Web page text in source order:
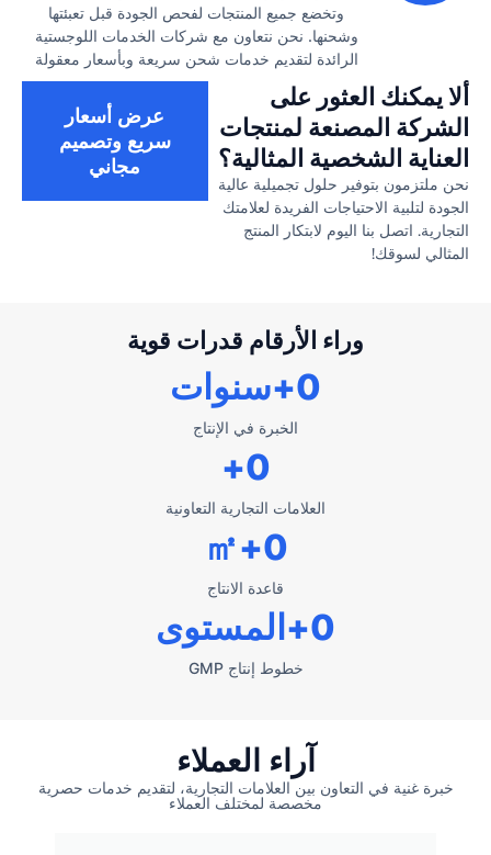
وتخضع جميع المنتجات لفحص الجودة قبل تعبئتها
وشحنها. نحن نتعاون مع شركات الخدمات اللوجستية
الرائدة لتقديم خدمات شحن سريعة وبأسعار معقولة
ألا يمكنك العثور على
الشركة المصنعة لمنتجات
العناية الشخصية المثالية؟
نحن ملتزمون بتوفير حلول تجميلية عالية
الجودة لتلبية الاحتياجات الفريدة لعلامتك
التجارية. اتصل بنا اليوم لابتكار المنتج
المثالي لسوقك!
عرض أسعار
سريع وتصميم
مجاني
وراء الأرقام قدرات قوية
الخبرة في الإنتاج
0+سنوات
العلامات التجارية التعاونية
0
+
قاعدة الانتاج
0
+㎡
خطوط إنتاج GMP
0+المستوى
آراء العملاء
خبرة غنية في التعاون بين العلامات التجارية، لتقديم خدمات حصرية
مخصصة لمختلف العملاء